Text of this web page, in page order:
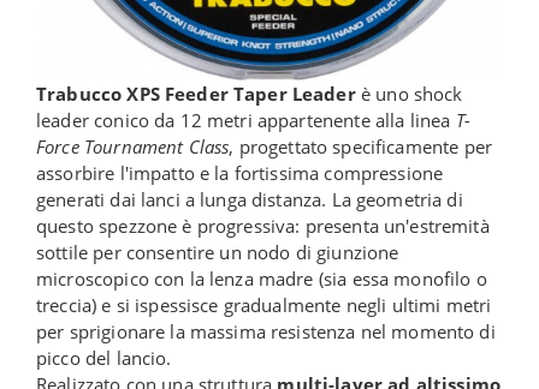
Trabucco XPS Feeder Taper Leaderè uno shock
leader conico da 12 metri appartenente alla linea T-
Force Tournament Class, progettato specificamente per
assorbire l'impatto e la fortissima compressione
generati dai lanci a lunga distanza. La geometria di
questo spezzone è progressiva: presenta un'estremità
sottile per consentire un nodo di giunzione
microscopico con la lenza madre (sia essa monofilo o
treccia) e si ispessisce gradualmente negli ultimi metri
per sprigionare la massima resistenza nel momento di
picco del lancio.
Realizzato con una struttura multi-layer ad altissimo